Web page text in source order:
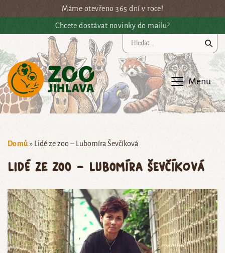
Přejít na hlavní obsahMáme otevřeno 365 dní v roce!
Chcete dostávat novinky do mailu?
Menu
Domů » Lidé ze zoo – Lubomíra Ševčíková
Lidé ze zoo – Lubomíra Ševčíková